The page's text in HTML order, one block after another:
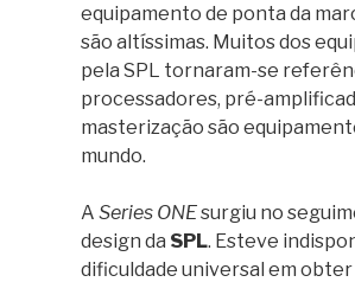
equipamento de ponta da
são altíssimas. Muitos dos
pela SPL tornaram-se
processadores, pré-
masterização são
mundo.
A Series ONEsurgiu no
design da SPL. Esteve
dificuldade universal em